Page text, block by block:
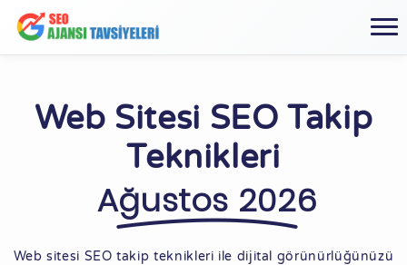
Web Sitesi SEO Takip
Teknikleri
Ağustos 2026
Web sitesi SEO takip teknikleri ile dijital görünürlüğünüzü